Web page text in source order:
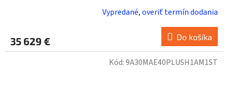
Vypredané, overiť termín dodania
35 629 € Do košíka
Kód:9A30MAE40PLUSH1AM1ST